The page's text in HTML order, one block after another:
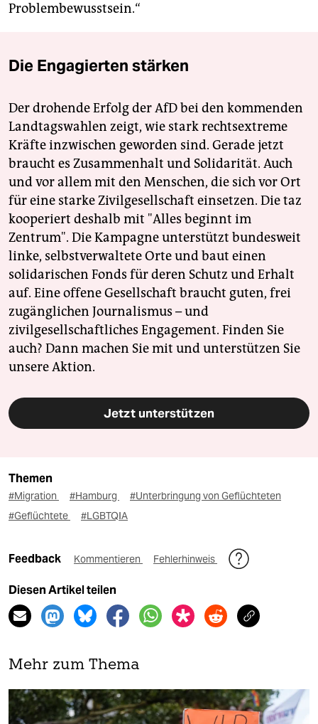
Problembewusstsein.“
Die Engagierten stärken
Der drohende Erfolg der AfD bei den kommenden
Landtagswahlen zeigt, wie stark rechtsextreme
Kräfte inzwischen geworden sind. Gerade jetzt
braucht es Zusammenhalt und Solidarität. Auch
und vor allem mit den Menschen, die sich vor Ort
für eine starke Zivilgesellschaft einsetzen. Die taz
kooperiert deshalb mit "Alles beginnt im
Zentrum". Die Kampagne unterstützt bundesweit
linke, selbstverwaltete Orte und baut einen
solidarischen Fonds für deren Schutz und Erhalt
auf. Eine offene Gesellschaft braucht guten, frei
zugänglichen Journalismus – und
zivilgesellschaftliches Engagement. Finden Sie
auch? Dann machen Sie mit und unterstützen Sie
unsere Aktion.
Jetzt unterstützen
Themen
#Migration #Hamburg
#Unterbringung von Geflüchteten
#Geflüchtete
#LGBTQIA
Feedback Kommentieren Fehlerhinweis
Diesen Artikel teilen
Mehr zum Thema